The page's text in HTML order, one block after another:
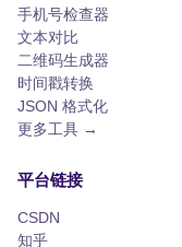
手机号检查器
文本对比
二维码生成器
时间戳转换
JSON 格式化
更多工具 →
平台链接
CSDN
知乎